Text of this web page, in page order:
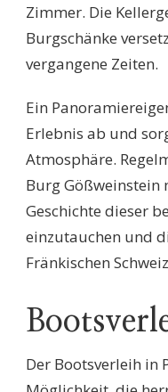
Zimmer. Die
Burgschänke
vergangene Zeiten.
Ein
Erlebnis ab und
Atmosphäre.
Burg Gößweinstein
Geschichte dieser
einzutauchen und
Fränkischen
Der Bootsverleih in